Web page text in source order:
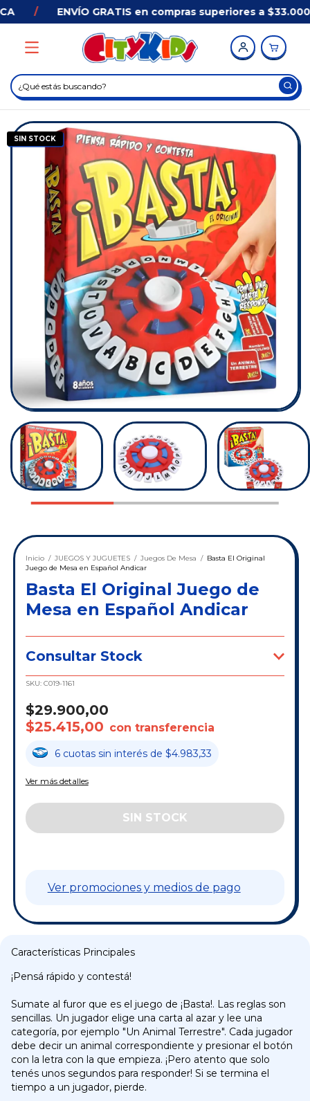
ENVÍO GRATIS en compras superiores a $33.000
SIN STOCK
Inicio / JUEGOS Y JUGUETES / Juegos De Mesa / Basta El Original
Juego de Mesa en Español Andicar
Basta El Original Juego de
Mesa en Español Andicar
Consultar Stock
SKU: C019-1161
$29.900,00
$25.415,00 con transferencia
6 cuotas sin interés de $4.983,33
Ver más detalles
Ver promociones y medios de pago
Características Principales
¡Pensá rápido y contestá!
Sumate al furor que es el juego de ¡Basta!. Las reglas son
sencillas. Un jugador elige una carta al azar y lee una
categoría, por ejemplo "Un Animal Terrestre". Cada jugador
debe decir un animal correspondiente y presionar el botón
con la letra con la que empieza. ¡Pero atento que solo
tenés unos segundos para responder! Si se termina el
tiempo a un jugador, pierde.